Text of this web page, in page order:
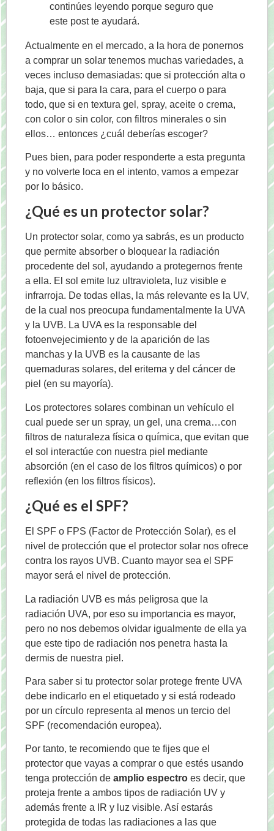
continúes leyendo porque seguro que
este post te ayudará.
Actualmente en el mercado, a la hora de ponernos
a comprar un solar tenemos muchas variedades, a
veces incluso demasiadas: que si protección alta o
baja, que si para la cara, para el cuerpo o para
todo, que si en textura gel, spray, aceite o crema,
con color o sin color, con filtros minerales o sin
ellos… entonces ¿cuál deberías escoger?
Pues bien, para poder responderte a esta pregunta
y no volverte loca en el intento, vamos a empezar
por lo básico.
¿Qué es un protector solar?
Un protector solar, como ya sabrás, es un producto
que permite absorber o bloquear la radiación
procedente del sol, ayudando a protegernos frente
a ella. El sol emite luz ultravioleta, luz visible e
infrarroja. De todas ellas, la más relevante es la UV,
de la cual nos preocupa fundamentalmente la UVA
y la UVB. La UVA es la responsable del
fotoenvejecimiento y de la aparición de las
manchas y la UVB es la causante de las
quemaduras solares, del eritema y del cáncer de
piel (en su mayoría).
Los protectores solares combinan un vehículo el
cual puede ser un spray, un gel, una crema…con
filtros de naturaleza física o química, que evitan que
el sol interactúe con nuestra piel mediante
absorción (en el caso de los filtros químicos) o por
reflexión (en los filtros físicos).
¿Qué es el SPF?
El SPF o FPS (Factor de Protección Solar), es el
nivel de protección que el protector solar nos ofrece
contra los rayos UVB. Cuanto mayor sea el SPF
mayor será el nivel de protección.
La radiación UVB es más peligrosa que la
radiación UVA, por eso su importancia es mayor,
pero no nos debemos olvidar igualmente de ella ya
que este tipo de radiación nos penetra hasta la
dermis de nuestra piel.
Para saber si tu protector solar protege frente UVA
debe indicarlo en el etiquetado y si está rodeado
por un círculo representa al menos un tercio del
SPF (recomendación europea).
Por tanto, te recomiendo que te fijes que el
protector que vayas a comprar o que estés usando
tenga protección de amplio espectro es decir, que
proteja frente a ambos tipos de radiación UV y
además frente a IR y luz visible. Así estarás
protegida de todas las radiaciones a las que